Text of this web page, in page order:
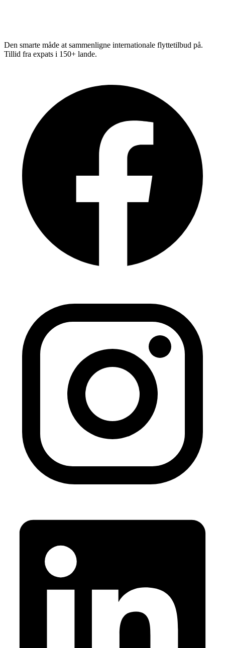
Den smarte måde at sammenligne internationale flyttetilbud på.
Tillid fra expats i 150+ lande.